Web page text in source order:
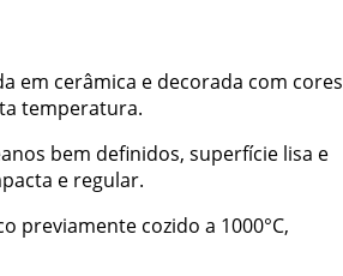
em cerâmica e decorada com cores
temperatura.
bem definidos, superfície lisa e
e regular.
previamente cozido a 1000°C,